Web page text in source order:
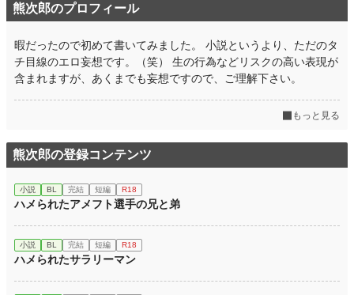
熊次郎のプロフィール
暇だったので初めて書いてみました。 小説というより、ただのタ
チ目線のエロ妄想です。（笑） 生の行為などリスクの高い表現が
含まれますが、あくまでも妄想ですので、ご理解下さい。
もっと見る
熊次郎の登録コンテンツ
小説 BL 完結 短編 R18
ハメられたアメフト選手の兄と弟
小説 BL 完結 短編 R18
ハメられたサラリーマン